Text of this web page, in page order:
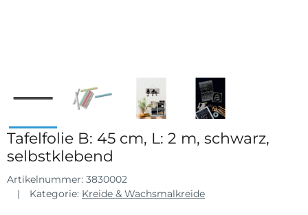
Tafelfolie B: 45 cm, L: 2 m, schwarz,
selbstklebend
Artikelnummer: 3830002
Kategorie: Kreide & Wachsmalkreide